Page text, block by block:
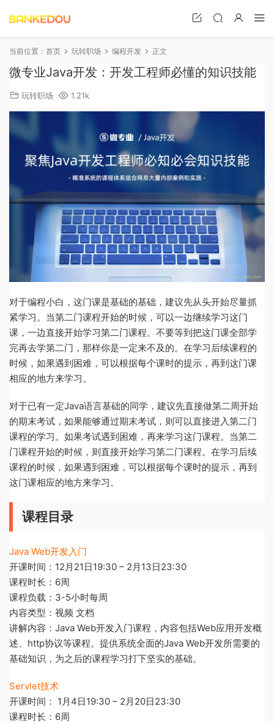
当前位置： 首页 玩转职场 编程开发 正文
微专业Java开发：开发工程师必懂的知识技能
玩转职场 1.21k
对于编程小白，这门课是基础的基础，建议先从头开始尽量抓
紧学习。当第二门课程开始的时候，可以一边继续学习这门
课，一边直接开始学习第二门课程。不要等到把这门课全部学
完再去学第二门，那样你是一定来不及的。在学习后续课程的
时候，如果遇到困难，可以根据每个课时的提示，再到这门课
相应的地方来学习。
对于已有一定Java语言基础的同学，建议先直接做第二周开始
的期末考试，如果能够通过期末考试，则可以直接进入第二门
课程的学习。如果考试遇到困难，再来学习这门课程。当第二
门课程开始的时候，则直接开始学习第二门课程。在学习后续
课程的时候，如果遇到困难，可以根据每个课时的提示，再到
这门课相应的地方来学习。
课程目录
Java Web开发入门
开课时间：12月21日19:30 – 2月13日23:30
课程时长：6周
课程负载：3-5小时每周
内容类型：视频 文档
讲解内容：Java Web开发入门课程，内容包括Web应用开发概
述、http协议等课程。提供系统全面的Java Web开发所需要的
基础知识，为之后的课程学习打下坚实的基础。
Servlet技术
开课时间： 1月4日19:30 – 2月20日23:30
课程时长：6周